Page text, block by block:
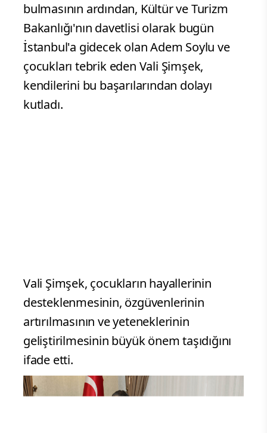
bulmasının ardından, Kültür ve Turizm
Bakanlığı'nın davetlisi olarak bugün
İstanbul'a gidecek olan Adem Soylu ve
çocukları tebrik eden Vali Şimşek,
kendilerini bu başarılarından dolayı
kutladı.
Vali Şimşek, çocukların hayallerinin
desteklenmesinin, özgüvenlerinin
artırılmasının ve yeteneklerinin
geliştirilmesinin büyük önem taşıdığını
ifade etti.